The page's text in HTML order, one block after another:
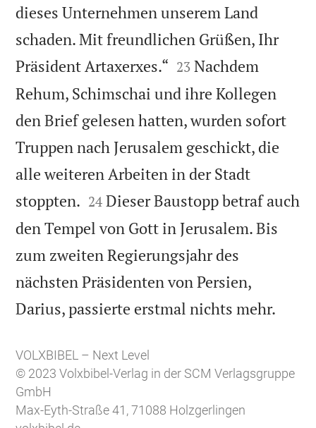
dieses Unternehmen unserem Land
schaden. Mit freundlichen Grüßen, Ihr
Präsident Artaxerxes.“ 

23 Nachdem
Rehum, Schimschai und ihre Kollegen
den Brief gelesen hatten, wurden sofort
Truppen nach Jerusalem geschickt, die
alle weiteren Arbeiten in der Stadt
stoppten. 

24 Dieser Baustopp betraf auch
den Tempel von Gott in Jerusalem. Bis
zum zweiten Regierungsjahr des
nächsten Präsidenten von Persien,
Darius, passierte erstmal nichts mehr.
VOLXBIBEL – Next Level
© 2023 Volxbibel-Verlag in der SCM Verlagsgruppe
GmbH
Max-Eyth-Straße 41, 71088 Holzgerlingen